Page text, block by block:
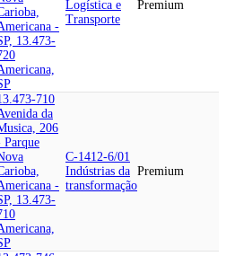
-
13.473-
Logística e
Transporte
Premium
710
da
206
Parque
-
13.473-
C-1412-6/01
Indústrias da
transformação
Premium